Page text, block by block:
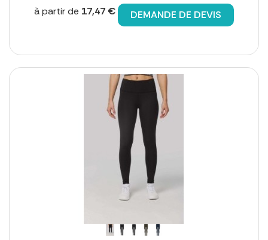
à partir de 17,47 € DEMANDE DE DEVIS